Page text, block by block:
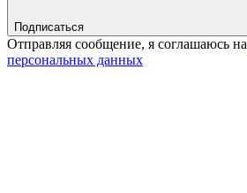
Подписаться
Отправляя сообщение, я соглашаюсь на
персональных данных